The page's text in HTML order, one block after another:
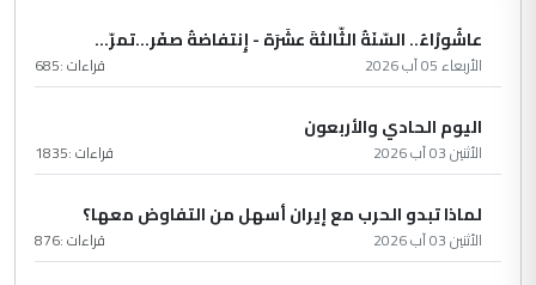
عاشُورْاءُ.. السّنَةُ الثّالثةَ عشَرَة - إِنتفاضةُ صفَر…تمرّ...
الأربعاء 05 آب 2026 قراءات :685
اليوم الحادي والأربعون
الأثنين 03 آب 2026 قراءات :1835
لماذا تبدو الحرب مع إيران أسهل من التفاوض معها؟
الأثنين 03 آب 2026 قراءات :876